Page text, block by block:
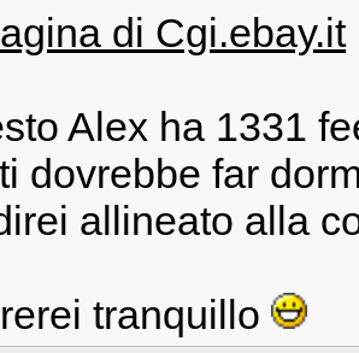
di Cgi.ebay.it
Alex ha 1331
dovrebbe far
allineato alla
tranquillo